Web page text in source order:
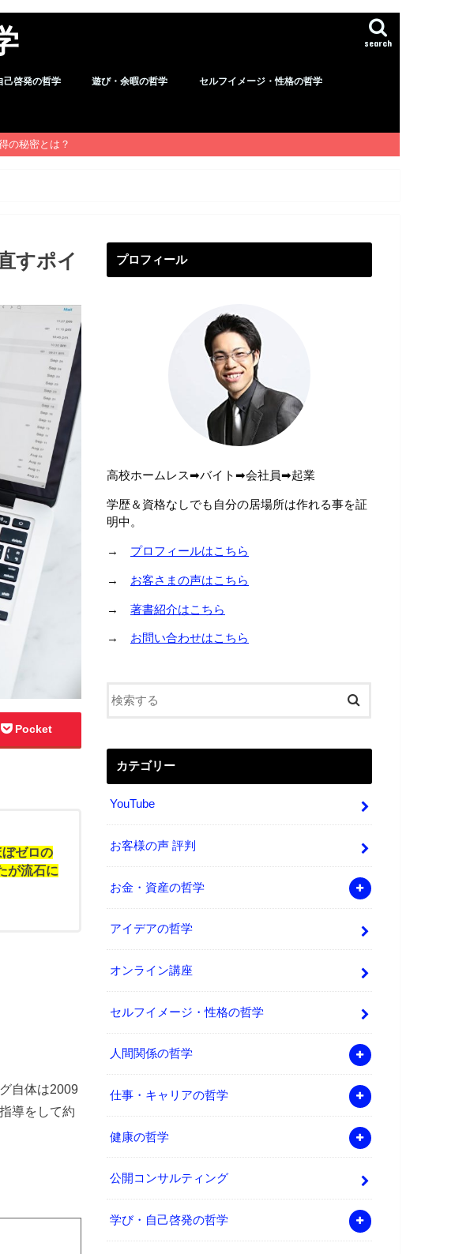
search
己啓発の哲学 遊び・余暇の哲学 セルフイメージ・性格の哲学
の秘密とは？
すポイ
Pocket
ゼロの
が流石に
自体は2009
導をして約
プロフィール
高校ホームレス➡︎バイト➡︎会社員➡︎起業
学歴＆資格なしでも自分の居場所は作れる事を証
明中。
→ プロフィールはこちら
→ お客さまの声はこちら
→ 著書紹介はこちら
→ お問い合わせはこちら
カテゴリー
YouTube
お客様の声 評判
お金・資産の哲学
アイデアの哲学
オンライン講座
セルフイメージ・性格の哲学
人間関係の哲学
仕事・キャリアの哲学
健康の哲学
公開コンサルティング
学び・自己啓発の哲学